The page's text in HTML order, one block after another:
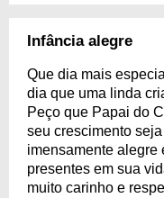
Infância alegre
Que dia mais
dia que uma linda
Peço que Papai do
seu crescimento
imensamente alegre
presentes em sua
muito carinho e